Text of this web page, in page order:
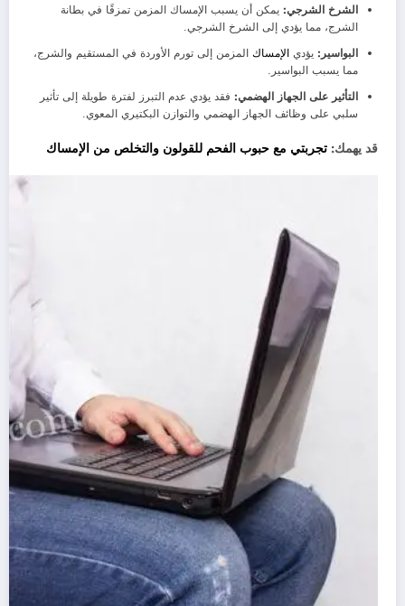
الشرخ الشرجي: يمكن أن يسبب الإمساك المزمن تمزقًا في بطانة
الشرج، مما يؤدي إلى الشرخ الشرجي.
البواسير: يؤدي الإمساك المزمن إلى تورم الأوردة في المستقيم والشرج،
مما يسبب البواسير.
التأثير على الجهاز الهضمي: فقد يؤدي عدم التبرز لفترة طويلة إلى تأثير
سلبي على وظائف الجهاز الهضمي والتوازن البكتيري المعوي.
قد يهمك: تجربتي مع حبوب الفحم للقولون والتخلص من الإمساك